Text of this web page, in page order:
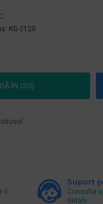
KG-2120
ÎN COŞ
il
Suport
Consulta
detalii